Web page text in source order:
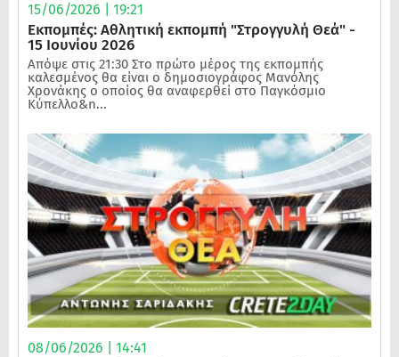
15/06/2026 | 19:21
Εκπομπές: Αθλητική εκπομπή "Στρογγυλή Θεά" -
15 Ιουνίου 2026
Απόψε στις 21:30 Στο πρώτο μέρος της εκπομπής
καλεσμένος θα είναι ο δημοσιογράφος Μανόλης
Χρονάκης ο οποίος θα αναφερθεί στο Παγκόσμιο
Κύπελλο&n...
08/06/2026 | 14:41